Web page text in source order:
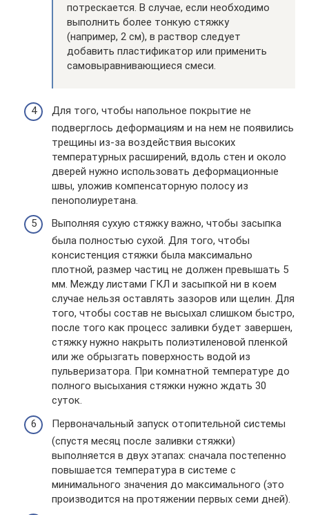
потрескается. В случае, если необходимо
выполнить более тонкую стяжку
(например, 2 см), в раствор следует
добавить пластификатор или применить
самовыравнивающиеся смеси.
Для того, чтобы напольное покрытие не
подверглось деформациям и на нем не появились
трещины из-за воздействия высоких
температурных расширений, вдоль стен и около
дверей нужно использовать деформационные
швы, уложив компенсаторную полосу из
пенополиуретана.
Выполняя сухую стяжку важно, чтобы засыпка
была полностью сухой. Для того, чтобы
консистенция стяжки была максимально
плотной, размер частиц не должен превышать 5
мм. Между листами ГКЛ и засыпкой ни в коем
случае нельзя оставлять зазоров или щелин. Для
того, чтобы состав не высыхал слишком быстро,
после того как процесс заливки будет завершен,
стяжку нужно накрыть полиэтиленовой пленкой
или же обрызгать поверхность водой из
пульверизатора. При комнатной температуре до
полного высыхания стяжки нужно ждать 30
суток.
Первоначальный запуск отопительной системы
(спустя месяц после заливки стяжки)
выполняется в двух этапах: сначала постепенно
повышается температура в системе с
минимального значения до максимального (это
производится на протяжении первых семи дней).